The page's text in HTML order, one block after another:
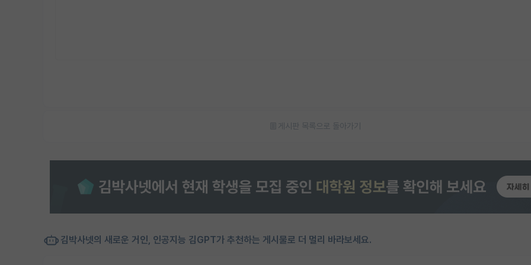
게시판 목록으로 돌아가기
김박사넷의 새로운 거인, 인공지능 김GPT가 추천하는 게시물로 더 멀리 바라보세요.